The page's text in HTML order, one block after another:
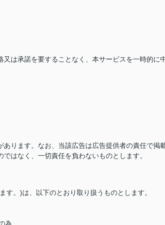
は承諾を要することなく、本サービスを一時的に
ります。なお、当該広告は広告提供者の責任で掲
はなく、一切責任を負わないものとします。
。)は、以下のとおり取り扱うものとします。
為